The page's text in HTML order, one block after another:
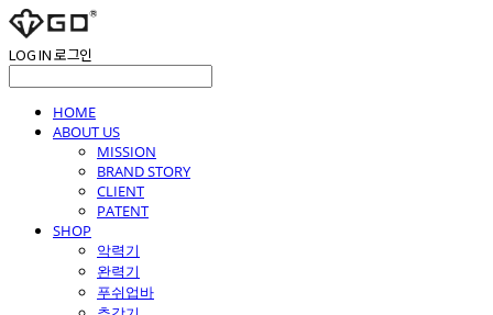
LOG IN로그인
HOME
ABOUT US
MISSION
BRAND STORY
CLIENT
PATENT
SHOP
악력기
완력기
푸쉬업바